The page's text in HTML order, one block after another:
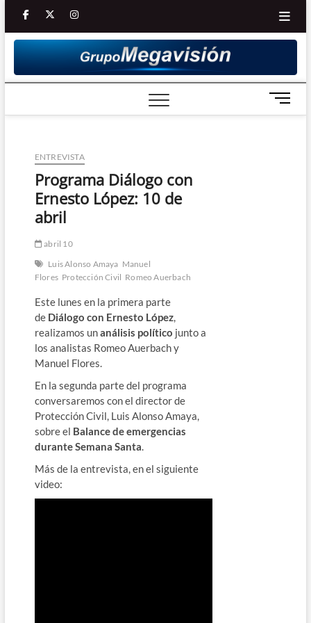
Saltar
contenido
facebooktwitter
Youtube
instagram
B
o
ENTREVISTA
Programa Diálogo con
Ernesto López: 10 de
abril
abril 10
Luis Alonso Amaya Manuel
Flores Protección Civil Romeo Auerbach
Este lunes en la primera parte
de Diálogo con Ernesto López,
realizamos unanálisis político junto a
los analistas Romeo Auerbach y
Manuel Flores.
En la segunda parte del programa
conversaremos con el director de
Protección Civil, Luis Alonso Amaya,
sobre el Balance de emergencias
durante Semana Santa.
Más de la entrevista, en el siguiente
video: